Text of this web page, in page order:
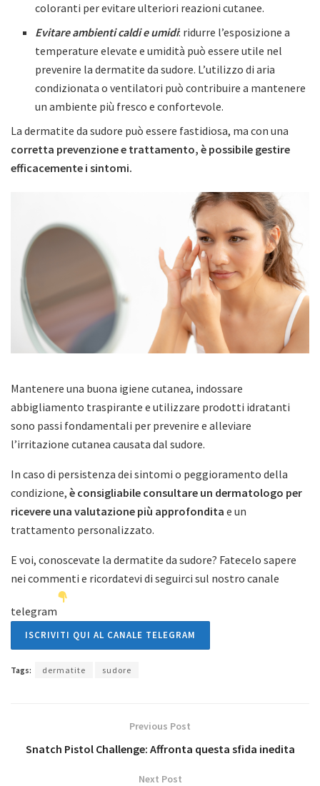
coloranti per evitare ulteriori reazioni cutanee.
Evitare ambienti caldi e umidi: ridurre l’esposizione a
temperature elevate e umidità può essere utile nel
prevenire la dermatite da sudore. L’utilizzo di aria
condizionata o ventilatori può contribuire a mantenere
un ambiente più fresco e confortevole.
La dermatite da sudore può essere fastidiosa, ma con una
corretta prevenzione e trattamento, è possibile gestire
efficacemente i sintomi.
Mantenere una buona igiene cutanea, indossare
abbigliamento traspirante e utilizzare prodotti idratanti
sono passi fondamentali per prevenire e alleviare
l’irritazione cutanea causata dal sudore.
In caso di persistenza dei sintomi o peggioramento della
condizione, è consigliabile consultare un dermatologo per
ricevere una valutazione più approfondita e un
trattamento personalizzato.
E voi, conoscevate la dermatite da sudore? Fatecelo sapere
nei commenti e ricordatevi di seguirci sul nostro canale
telegram
ISCRIVITI QUI AL CANALE TELEGRAM
Tags: dermatite sudore
Previous Post
Snatch Pistol Challenge: Affronta questa sfida inedita
Next Post